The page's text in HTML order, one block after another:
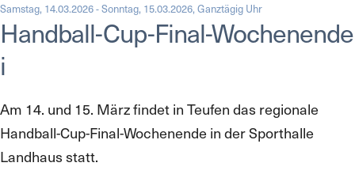
Samstag, 14.03.2026 - Sonntag, 15.03.2026, Ganztägig Uhr
Handball-Cup-Final-Wochenende
i
Am 14. und 15. März findet in Teufen das regionale
Handball-Cup-Final-Wochenende in der Sporthalle
Landhaus statt.